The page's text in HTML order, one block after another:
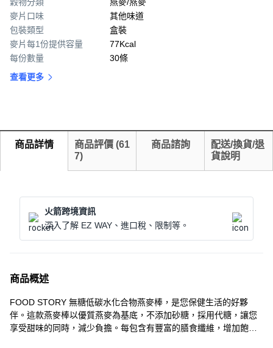
麥片口味
其他味道
包裝類型
盒裝
麥片每1份提供容量
77Kcal
每份數量
30條
查看更多
商品詳情 商品評價 (61
7)
商品諮詢
配送/換貨/退
貨說明
火箭跨境資訊
深入了解 EZ WAY、進口稅、限制等。
商品概述
FOOD STORY 無糖低碳水化合物燕麥棒，是您保健生活的好夥
伴。這款燕麥棒以優質燕麥為基底，不添加砂糖，採用代糖，讓您
享受甜味的同時，減少負擔。每包含有豐富的膳食纖維，增加飽足